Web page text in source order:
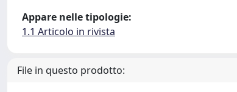
Appare nelle tipologie:
1.1 Articolo in rivista
File in questo prodotto: